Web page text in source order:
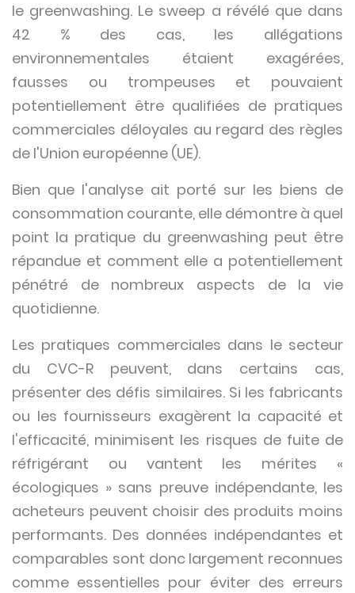
le greenwashing. Le sweep a révélé que dans
42 % des cas, les allégations
environnementales étaient exagérées,
fausses ou trompeuses et pouvaient
potentiellement être qualifiées de pratiques
commerciales déloyales au regard des règles
de l'Union européenne (UE).
Bien que l'analyse ait porté sur les biens de
consommation courante, elle démontre à quel
point la pratique du greenwashing peut être
répandue et comment elle a potentiellement
pénétré de nombreux aspects de la vie
quotidienne.
Les pratiques commerciales dans le secteur
du CVC-R peuvent, dans certains cas,
présenter des défis similaires. Si les fabricants
ou les fournisseurs exagèrent la capacité et
l'efficacité, minimisent les risques de fuite de
réfrigérant ou vantent les mérites «
écologiques » sans preuve indépendante, les
acheteurs peuvent choisir des produits moins
performants. Des données indépendantes et
comparables sont donc largement reconnues
comme essentielles pour éviter des erreurs